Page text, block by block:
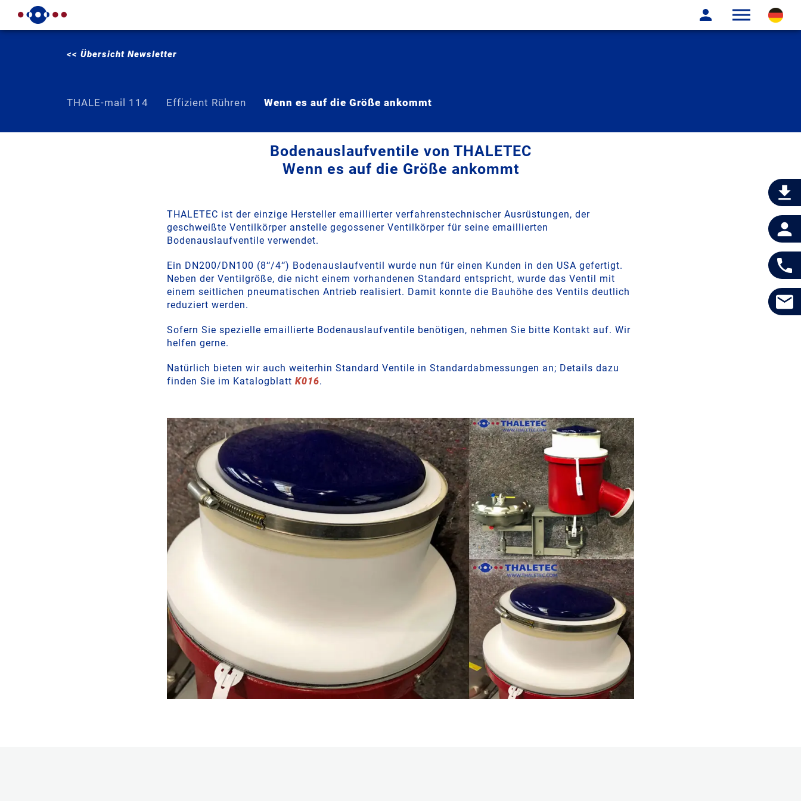
<< Übersicht Newsletter
THALE-mail 114 Effizient Rühren Wenn es auf die Größe ankommt
Bodenauslaufventile von THALETEC
Wenn es auf die Größe ankommt
THALETEC ist der einzige Hersteller emaillierter verfahrenstechnischer Ausrüstungen, der
geschweißte Ventilkörper anstelle gegossener Ventilkörper für seine emaillierten
Bodenauslaufventile verwendet.
Ein DN200/DN100 (8‘‘/4‘‘) Bodenauslaufventil wurde nun für einen Kunden in den USA gefertigt.
Neben der Ventilgröße, die nicht einem vorhandenen Standard entspricht, wurde das Ventil mit
einem seitlichen pneumatischen Antrieb realisiert. Damit konnte die Bauhöhe des Ventils deutlich
reduziert werden.
Sofern Sie spezielle emaillierte Bodenauslaufventile benötigen, nehmen Sie bitte Kontakt auf. Wir
helfen gerne.
Natürlich bieten wir auch weiterhin Standard Ventile in Standardabmessungen an; Details dazu
finden Sie im Katalogblatt K016.